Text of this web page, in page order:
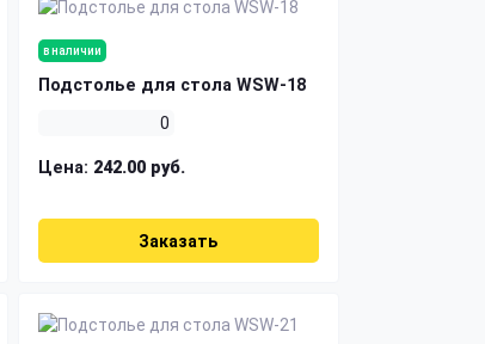
в наличии
Подстолье для стола WSW-18
0
Цена: 242.00 руб.
Заказать